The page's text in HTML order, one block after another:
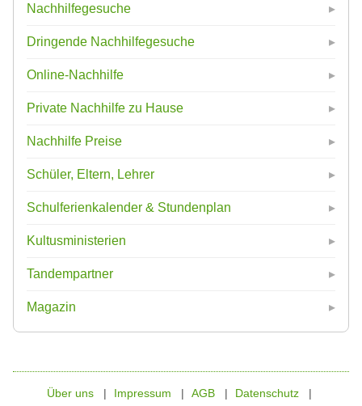
Nachhilfegesuche
Dringende Nachhilfegesuche
Online-Nachhilfe
Private Nachhilfe zu Hause
Nachhilfe Preise
Schüler, Eltern, Lehrer
Schulferienkalender & Stundenplan
Kultusministerien
Tandempartner
Magazin
Über uns Impressum AGB
Datenschutz